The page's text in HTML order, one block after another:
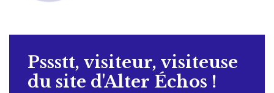
Pssstt, visiteur, visiteuse
du site d'Alter Échos !